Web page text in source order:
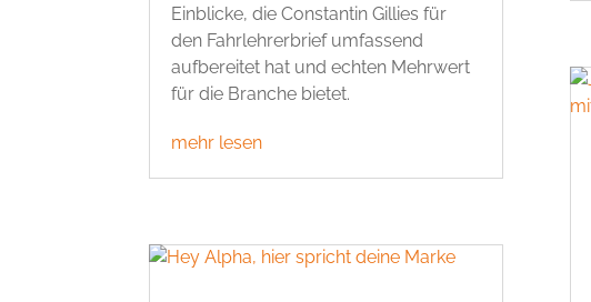
Einblicke, die Constantin Gillies für
den Fahrlehrerbrief umfassend
aufbereitet hat und echten Mehrwert
für die Branche bietet.
mehr lesen